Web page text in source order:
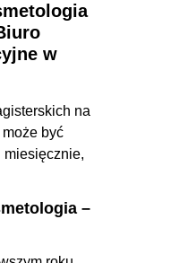
w
na
być
miesięcznie,
–